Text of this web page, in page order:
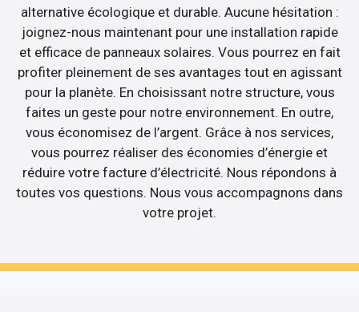
alternative écologique et durable. Aucune hésitation :
joignez-nous maintenant pour une installation rapide
et efficace de panneaux solaires. Vous pourrez en fait
profiter pleinement de ses avantages tout en agissant
pour la planète. En choisissant notre structure, vous
faites un geste pour notre environnement. En outre,
vous économisez de l’argent. Grâce à nos services,
vous pourrez réaliser des économies d’énergie et
réduire votre facture d’électricité. Nous répondons à
toutes vos questions. Nous vous accompagnons dans
votre projet.